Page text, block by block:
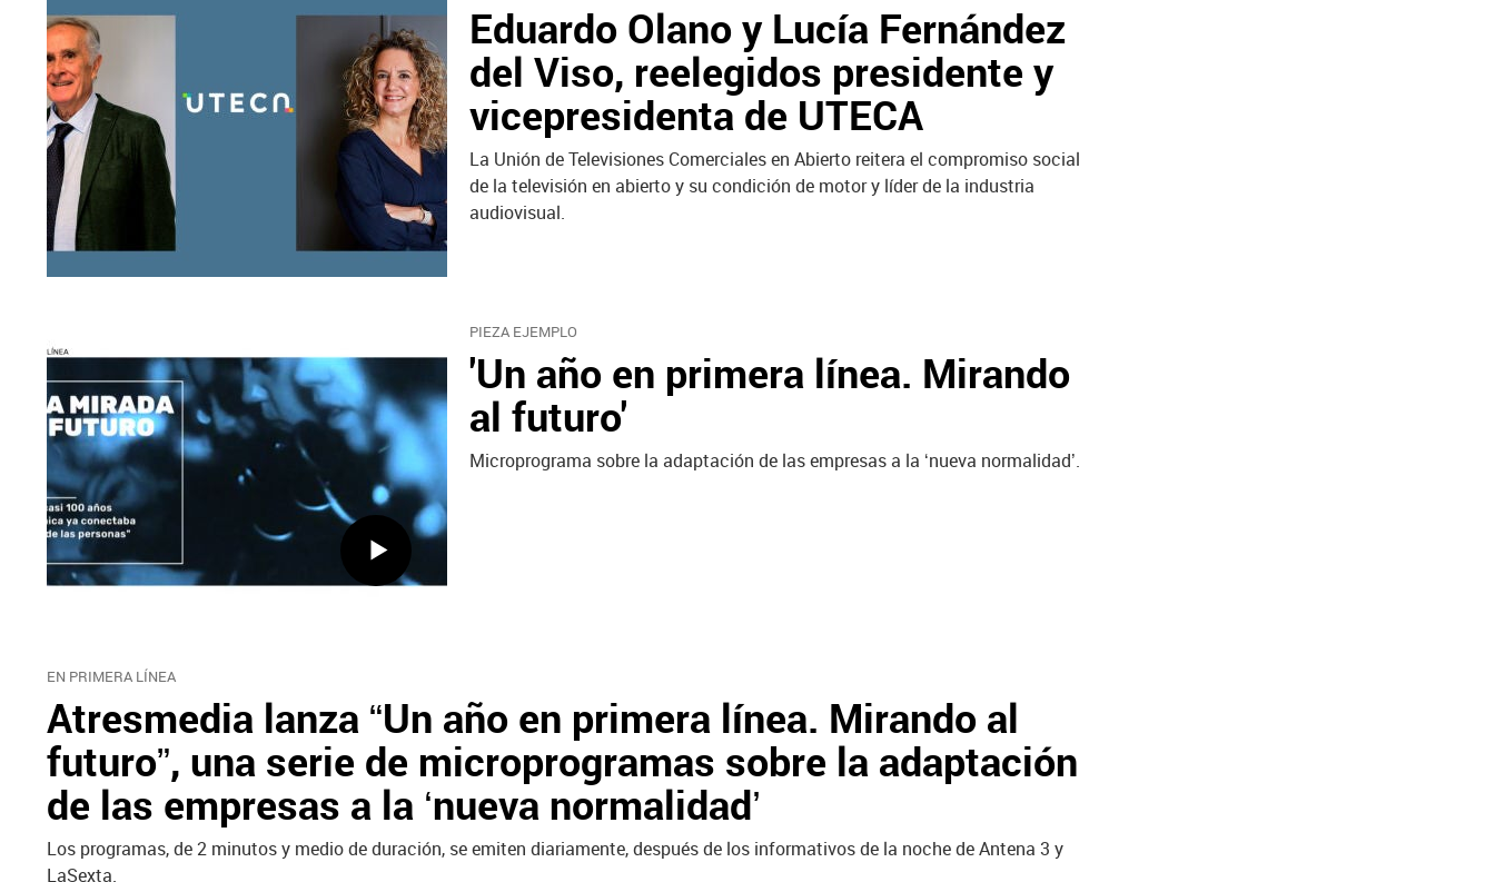
Eduardo Olano y Lucía Fernández
del Viso, reelegidos presidente y
vicepresidenta de UTECA
La Unión de Televisiones Comerciales en Abierto reitera el compromiso social
de la televisión en abierto y su condición de motor y líder de la industria
audiovisual.
PIEZA EJEMPLO
'Un año en primera línea. Mirando
al futuro'
Microprograma sobre la adaptación de las empresas a la ‘nueva normalidad’.
EN PRIMERA LÍNEA
Atresmedia lanza “Un año en primera línea. Mirando al
futuro”, una serie de microprogramas sobre la adaptación
de las empresas a la ‘nueva normalidad’
Los programas, de 2 minutos y medio de duración, se emiten diariamente, después de los informativos de la noche de Antena 3 y
LaSexta.